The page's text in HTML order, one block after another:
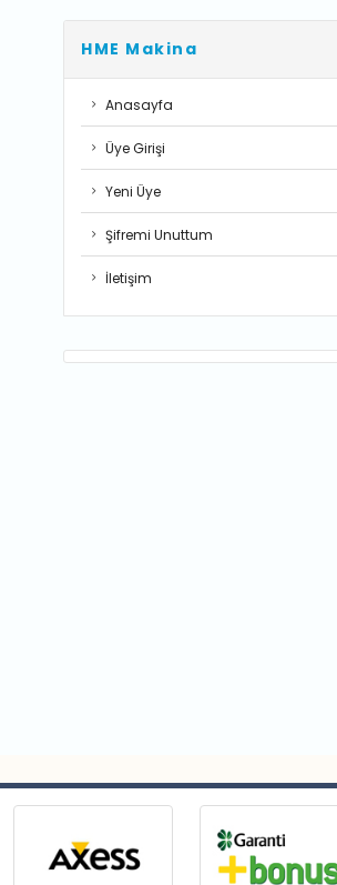
HME Makina
Anasayfa
Üye Girişi
Yeni Üye
Şifremi Unuttum
İletişim